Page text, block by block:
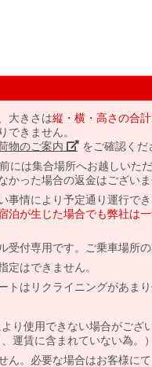
大きさは縦・横・高さの合
できません。
荷物のご案内」 をご確認くだ
には集合場所へお越しいた
った場合の返金はございま
事情により予定通り運行でき
泊が生じた場合でも弊社は
受付専用です。ご乗車場所の
定はできません。
はリクライニングがあまり
り使用できない場合がご
運賃に含まれていない為。）
。必要な場合はお客様にて